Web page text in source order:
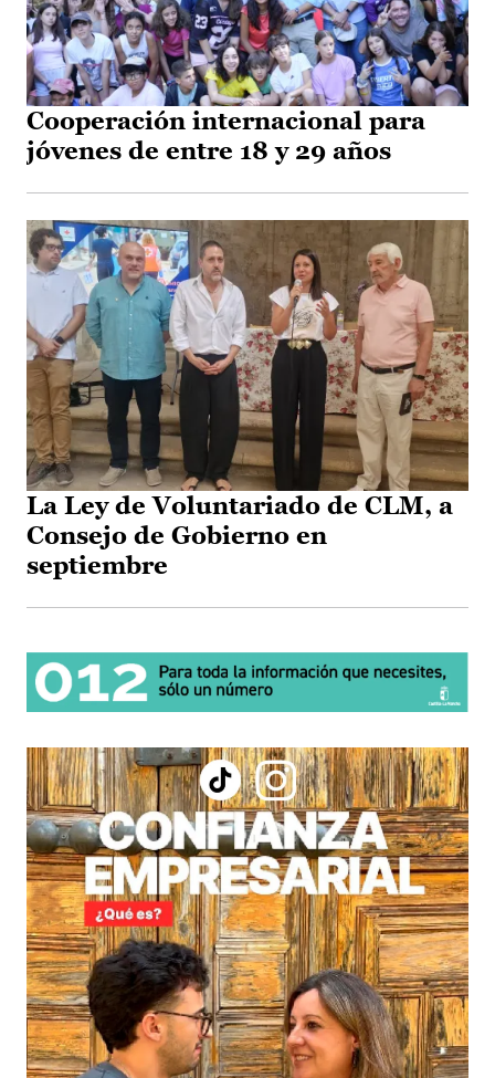
Cooperación internacional para
jóvenes de entre 18 y 29 años
La Ley de Voluntariado de CLM, a
Consejo de Gobierno en
septiembre